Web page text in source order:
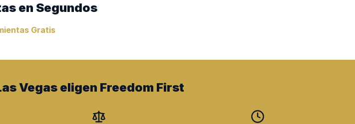
en Segundos
Gratis
Vegas eligen Freedom First